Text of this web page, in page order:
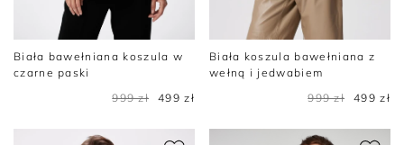
Biała bawełniana koszula w
czarne paski
999 zł
499 zł
Biała koszula bawełniana z
wełną i jedwabiem
999 zł
499 zł